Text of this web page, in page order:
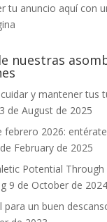
tu anuncio aquí con
nuestras
y mantener tus
de August de 2025
febrero 2026:
February de 2025
Potential Through
9 de October de 2024
para un buen